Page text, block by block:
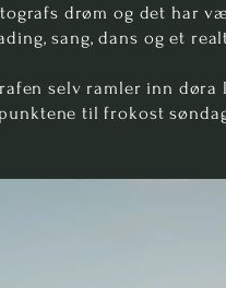
drøm og det har
sang, dans og et
selv ramler inn
til frokost